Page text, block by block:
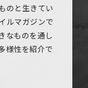
のと生きてい
ルマガジンで
なものを通し
様性を紹介で